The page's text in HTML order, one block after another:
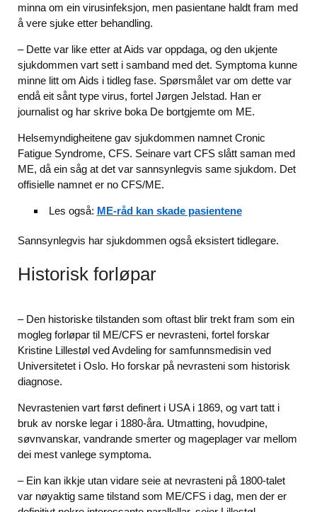
minna om ein virusinfeksjon, men pasientane haldt fram med
å vere sjuke etter behandling.
– Dette var like etter at Aids var oppdaga, og den ukjente
sjukdommen vart sett i samband med det. Symptoma kunne
minne litt om Aids i tidleg fase. Spørsmålet var om dette var
endå eit sånt type virus, fortel Jørgen Jelstad. Han er
journalist og har skrive boka De bortgjemte om ME.
Helsemyndigheitene gav sjukdommen namnet Cronic
Fatigue Syndrome, CFS. Seinare vart CFS slått saman med
ME, då ein såg at det var sannsynlegvis same sjukdom. Det
offisielle namnet er no CFS/ME.
Les også: ME-råd kan skade pasientene
Sannsynlegvis har sjukdommen også eksistert tidlegare.
Historisk forløpar
– Den historiske tilstanden som oftast blir trekt fram som ein
mogleg forløpar til ME/CFS er nevrasteni, fortel forskar
Kristine Lillestøl ved Avdeling for samfunnsmedisin ved
Universitetet i Oslo. Ho forskar på nevrasteni som historisk
diagnose.
Nevrastenien vart først definert i USA i 1869, og vart tatt i
bruk av norske legar i 1880-åra. Utmatting, hovudpine,
søvnvanskar, vandrande smerter og mageplager var mellom
dei mest vanlege symptoma.
– Ein kan ikkje utan vidare seie at nevrasteni på 1800-talet
var nøyaktig same tilstand som ME/CFS i dag, men der er